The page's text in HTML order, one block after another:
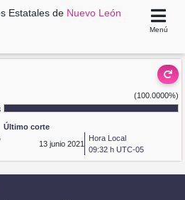
Estatales de Nuevo León
Menú
(100.0000%)
Último corte
13 junio 2021
Hora Local
09:32 h UTC-05